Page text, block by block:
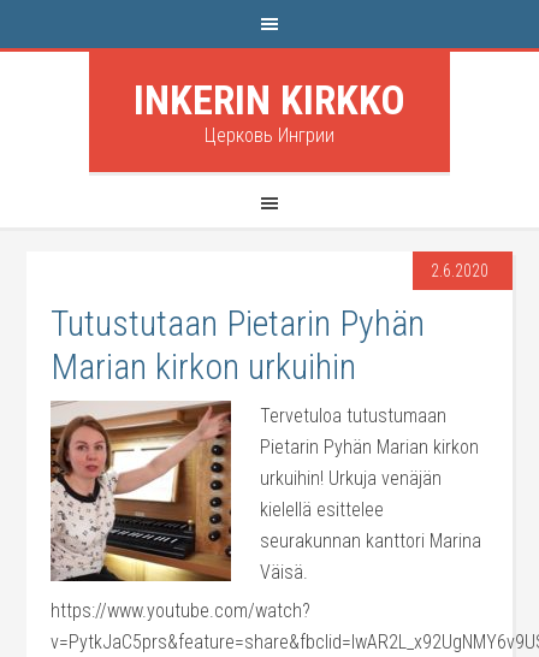
INKERIN KIRKKO
Церковь Ингрии
2.6.2020
Tutustutaan Pietarin Pyhän
Marian kirkon urkuihin
Tervetuloa tutustumaan
Pietarin Pyhän Marian kirkon
urkuihin! Urkuja venäjän
kielellä esittelee
seurakunnan kanttori Marina
Väisä.
https://www.youtube.com/watch?